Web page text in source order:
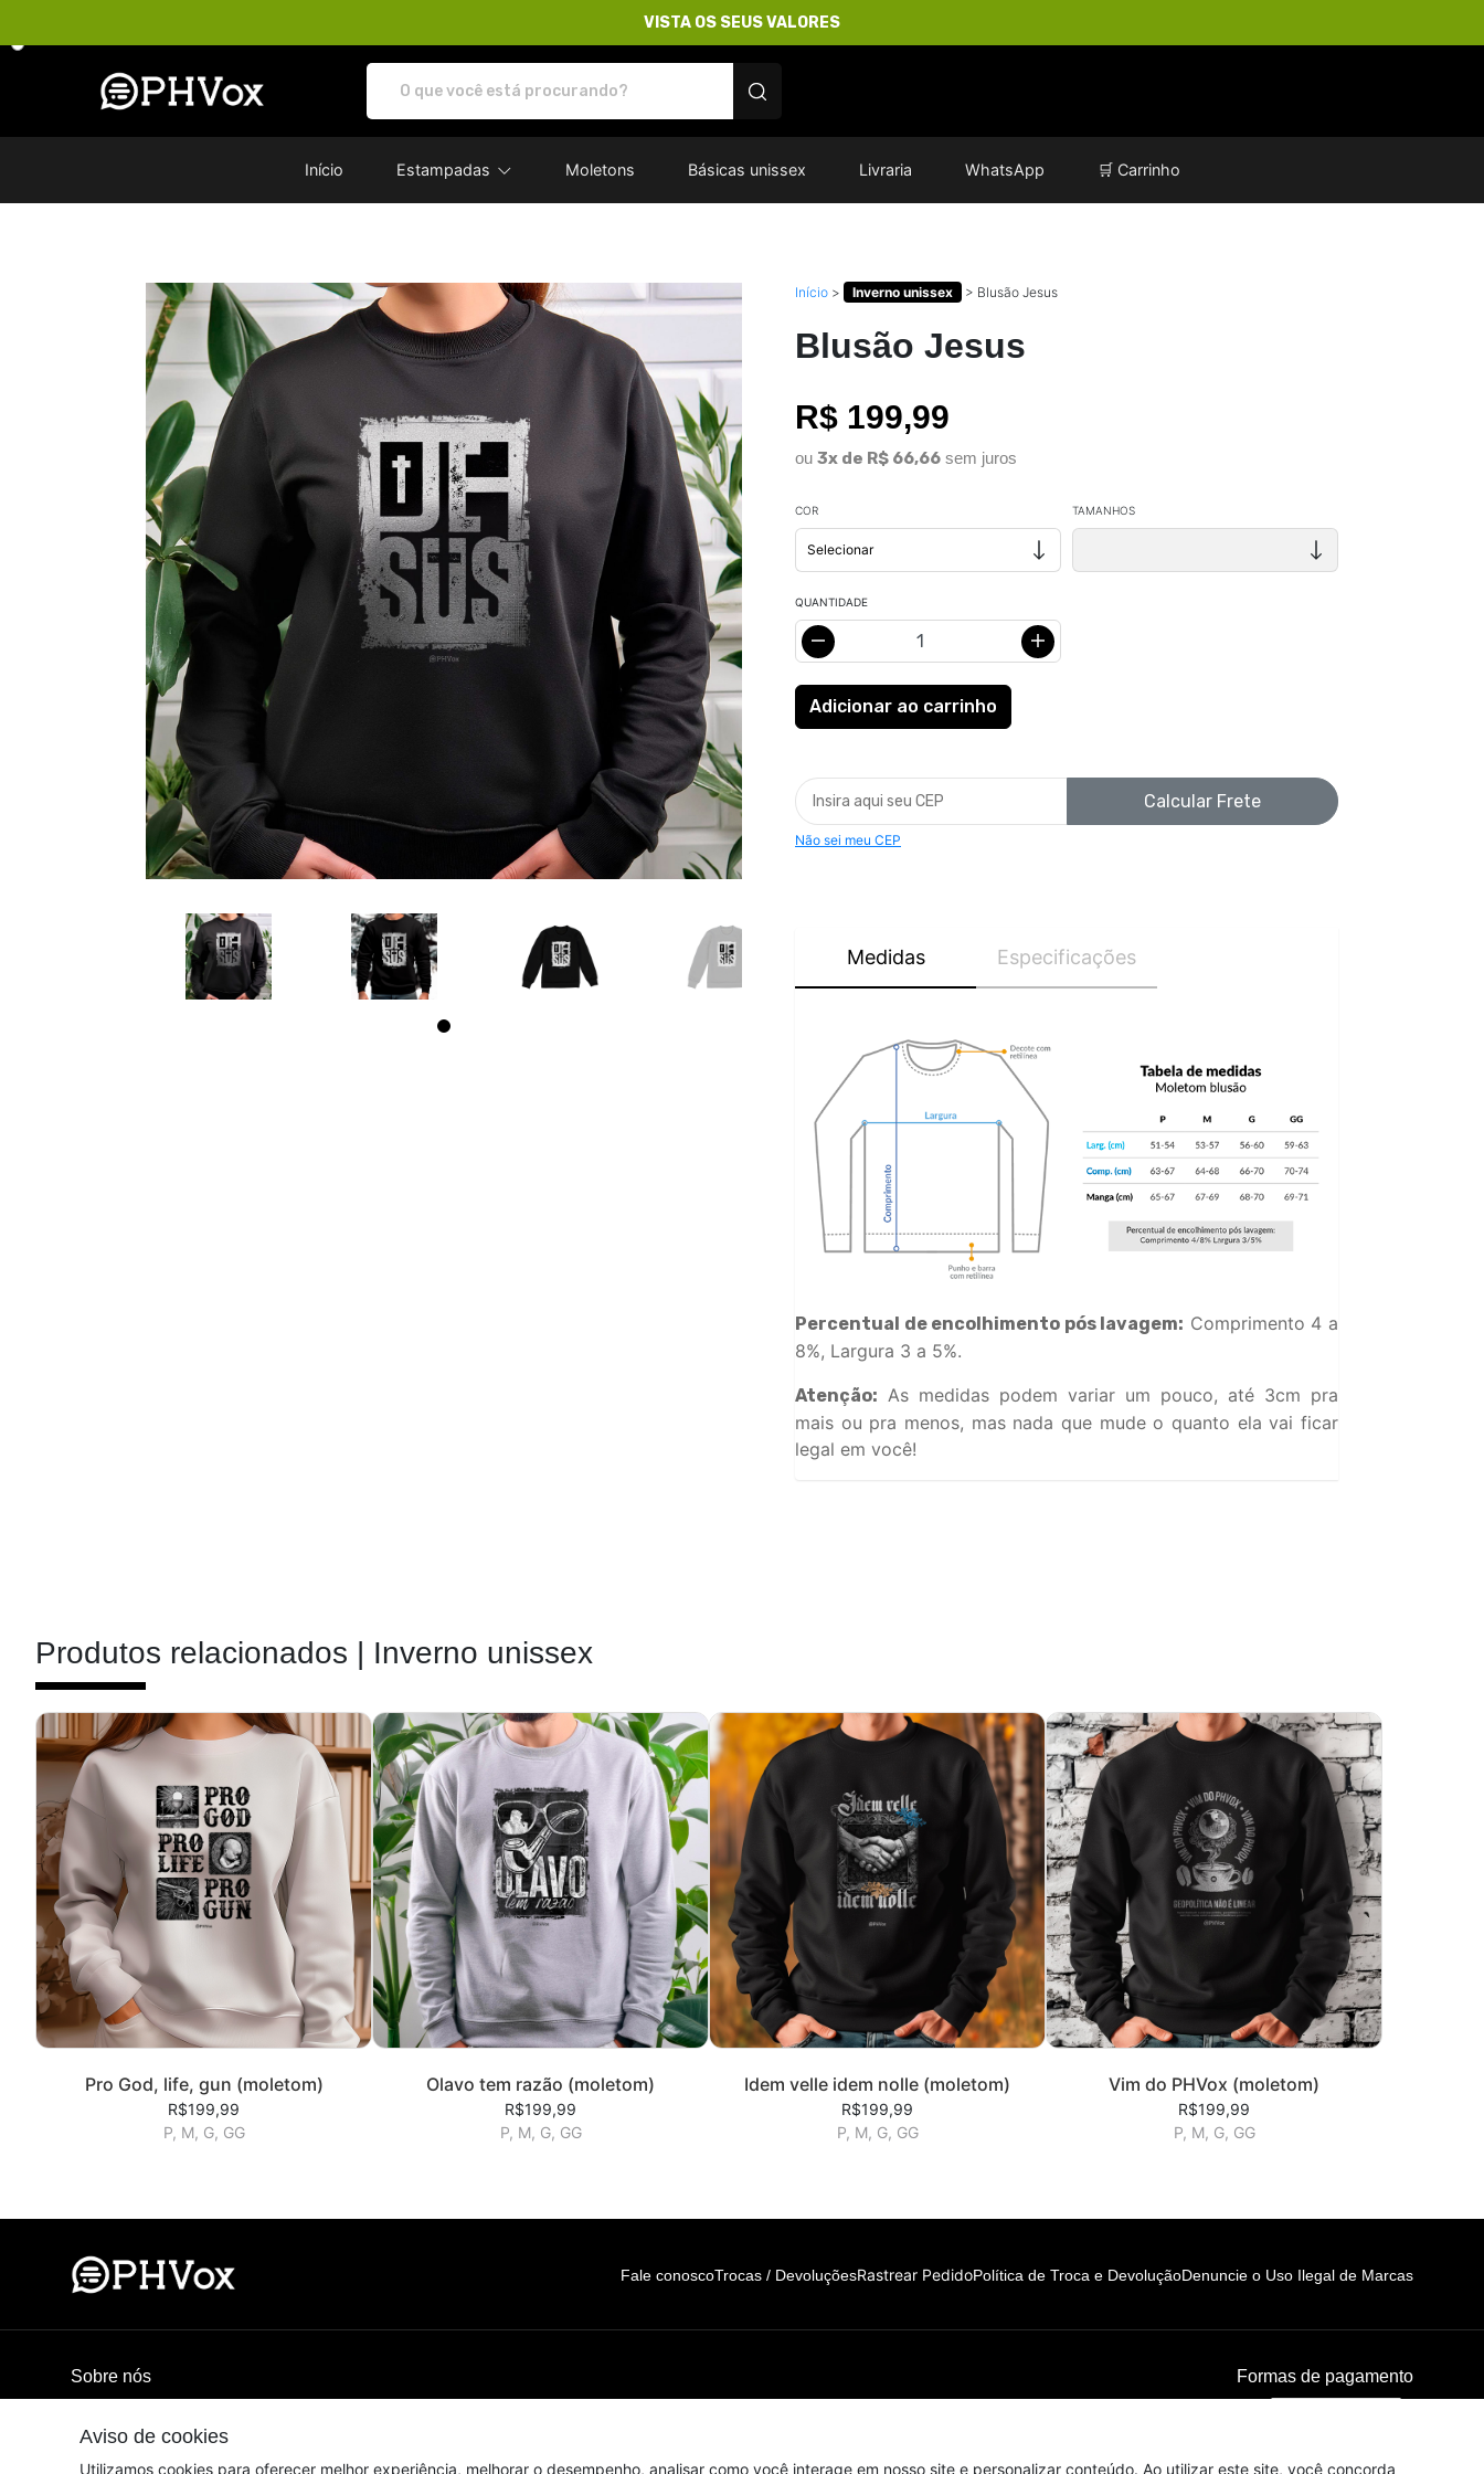
VISTA OS SEUS VALORES
Loja PHVox | Vista os seus valores - Camisetas e produtos personalizados
Início Estampadas Moletons Básicas unissex Livraria WhatsApp 🛒 Carrinho
Início > Inverno unissex > Blusão Jesus
Blusão Jesus
R$ 199,99
ou 3x de R$ 66,66 sem juros
COR TAMANHOS
QUANTIDADE
Calcular Frete
Não sei meu CEP
Medidas Especificações
Percentual de encolhimento pós lavagem: Comprimento 4 a
8%, Largura 3 a 5%.
Atenção: As medidas podem variar um pouco, até 3cm pra
mais ou pra menos, mas nada que mude o quanto ela vai ficar
legal em você!
Produtos relacionados | Inverno unissex
Pro God, life, gun (moletom)
R$199,99
P, M, G, GG
Olavo tem razão (moletom)
R$199,99
P, M, G, GG
Idem velle idem nolle (moletom)
R$199,99
P, M, G, GG
Vim do PHVox (moletom)
R$199,99
P, M, G, GG
Aviso de cookies
Utilizamos cookies para oferecer melhor experiência, melhorar o desempenho, analisar como você interage em nosso site e personalizar conteúdo. Ao utilizar este site, você concorda
Fale conoscoTrocas / DevoluçõesRastrear PedidoPolítica de Troca e DevoluçãoDenuncie o Uso Ilegal de Marcas
Sobre nós
Formas de pagamento